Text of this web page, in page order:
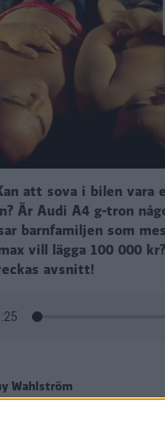
att sova i bilen vara
Är Audi A4 g-tron
barnfamiljen som
vill lägga 100 000
avsnitt!
Wahlström